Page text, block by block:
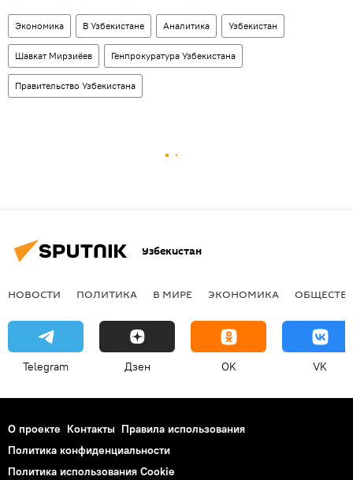
Экономика В Узбекистане Аналитика Узбекистан
Шавкат Мирзиёев Генпрокуратура Узбекистана
Правительство Узбекистана
Узбекистан
НОВОСТИ ПОЛИТИКА В МИРЕ ЭКОНОМИКА
Telegram Дзен OK VK
О проекте Контакты Правила использования
Политика конфиденциальности
Политика использования Cookie